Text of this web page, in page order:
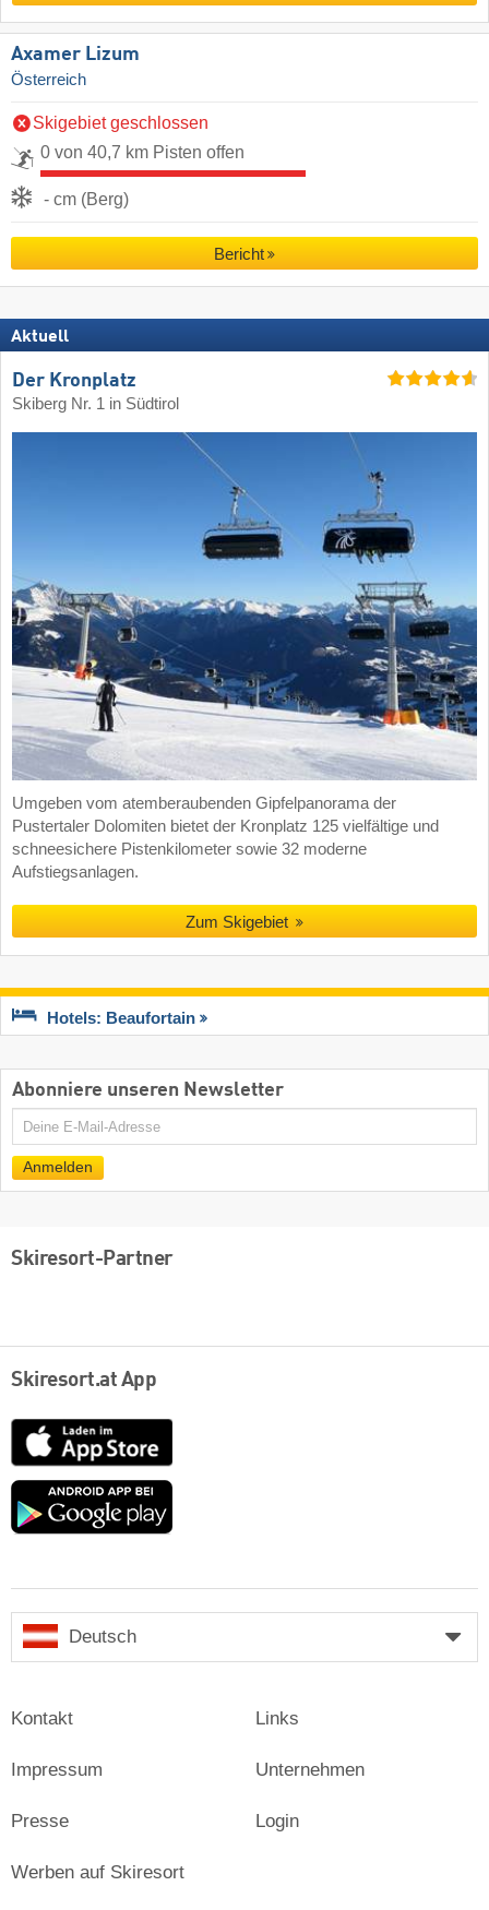
Axamer Lizum
Österreich
Skigebiet geschlossen
0 von 40,7 km Pisten offen
- cm (Berg)
Bericht
Aktuell
Der Kronplatz
Skiberg Nr. 1 in Südtirol
Umgeben vom atemberaubenden Gipfelpanorama der
Pustertaler Dolomiten bietet der Kronplatz 125 vielfältige und
schneesichere Pistenkilometer sowie 32 moderne
Aufstiegsanlagen.
Zum Skigebiet
Hotels: Beaufortain
Abonniere unseren Newsletter
E-
Mail
Anmelden
Skiresort-Partner
Skiresort.at App
App
Store
Google
Deutsch
Kontakt
Impressum
Presse
Links
Unternehmen
Login
Werben auf Skiresort